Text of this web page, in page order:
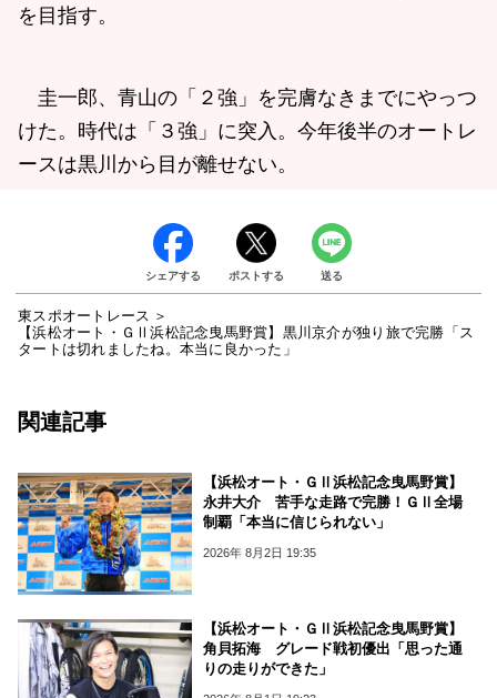
を目指す。
圭一郎、青山の「２強」を完膚なきまでにやっつ
けた。時代は「３強」に突入。今年後半のオートレ
ースは黒川から目が離せない。
シェアする ポストする 送る
東スポオートレース
【浜松オート・ＧⅡ浜松記念曳馬野賞】黒川京介が独り旅で完勝「ス
タートは切れましたね。本当に良かった」
関連記事
【浜松オート・ＧⅡ浜松記念曳馬野賞】
永井大介 苦手な走路で完勝！ＧⅡ全場
制覇「本当に信じられない」
2026年 8月2日 19:35
【浜松オート・ＧⅡ浜松記念曳馬野賞】
角貝拓海 グレード戦初優出「思った通
りの走りができた」